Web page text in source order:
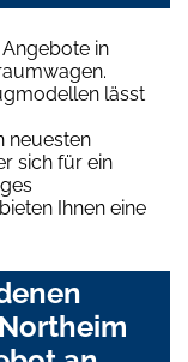
in
lässt
neuesten
sich für ein
Ihnen eine